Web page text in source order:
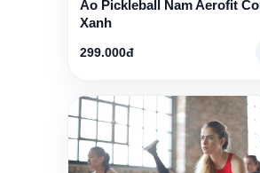
Áo Pickleball Nam Aerofit
Xanh
299.000đ